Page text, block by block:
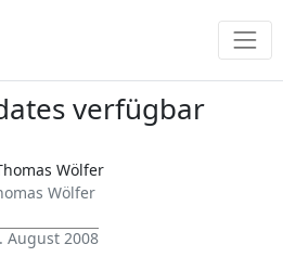
verfügbar
Wölfer
August 2008